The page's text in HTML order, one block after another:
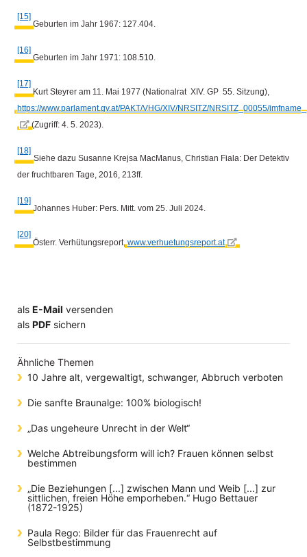
[15]
Geburten im Jahr 1967: 127.404.
[16]
Geburten im Jahr 1971: 108.510.
[17]
Kurt Steyrer am 11. Mai 1977 (Nationalrat XIV. GP 55. Sitzung),
https://www.parlament.gv.at/PAKT/VHG/XIV/NRSITZ/NRSITZ_00055/
(Zugriff: 4. 5. 2023).
[18]
Siehe dazu Susanne Krejsa MacManus, Christian Fiala: Der Detektiv
der fruchtbaren Tage, 2016, 213ff.
[19]
Johannes Huber: Pers. Mitt. vom 25. Juli 2024.
[20]
Österr. Verhütungsreport,www.verhuetungsreport.at
als E-Mail versenden
​​​​​​​​​​​​​​​​​als PDF sichern
Ähnliche Themen
10 Jahre alt, vergewaltigt, schwanger, Abbruch verboten
Die sanfte Braunalge: 100% biologisch!
„Das ungeheure Unrecht in der Welt“
Welche Abtreibungsform will ich? Frauen können selbst
bestimmen
„Die Beziehungen [...] zwischen Mann und Weib [...] zur
sittlichen, freien Höhe emporheben.“ Hugo Bettauer
(1872-1925)
Paula Rego: Bilder für das Frauenrecht auf
Selbstbestimmung